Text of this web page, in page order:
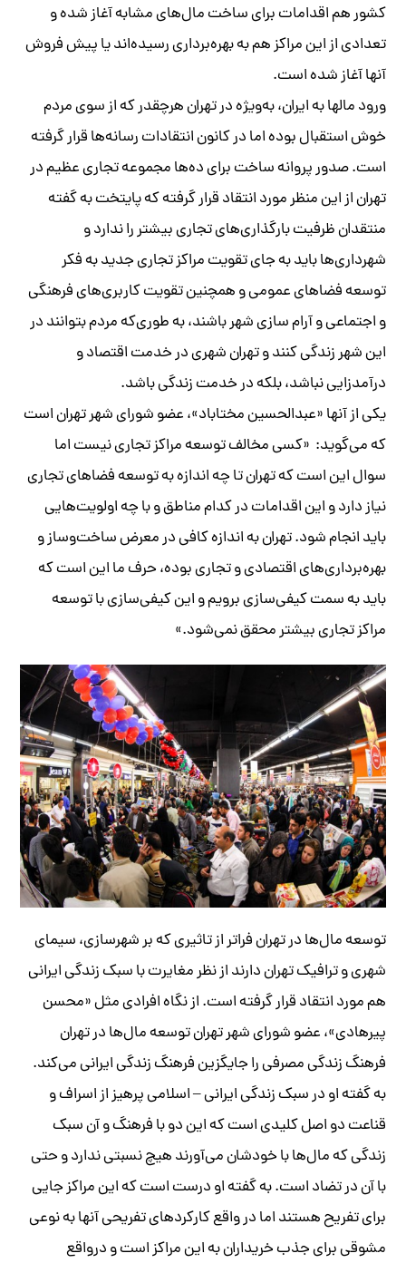
کشور هم اقدامات برای ساخت مال‌های مشابه آغاز شده و
تعدادی از این مراکز هم به بهره‌برداری رسیده‌اند یا پیش فروش
آنها آغاز شده است.
ورود مال‎ها به ایران، به‌ویژه در تهران هرچقدر که از سوی مردم
خوش استقبال بوده اما در کانون انتقادات رسانه‌ها قرار گرفته
است. صدور پروانه ساخت برای ده‌ها مجموعه تجاری عظیم در
تهران از این منظر مورد انتقاد قرار گرفته که پایتخت به گفته
منتقدان ظرفیت بارگذاری‌های تجاری بیشتر را ندارد و
شهرداری‌ها باید به جای تقویت مراکز تجاری جدید به فکر
توسعه فضاهای عمومی و همچنین تقویت کاربری‌های فرهنگی
و اجتماعی و آرام سازی شهر باشند، به‌ طوری‌که مردم بتوانند در
این شهر زندگی کنند و تهران شهری در خدمت اقتصاد و
درآمد‌زایی نباشد، بلکه در خدمت زندگی باشد.
یکی از آنها «عبدالحسین مختاباد»، عضو شورای شهر تهران است
که می‌‎گوید: «‌کسی مخالف توسعه مراکز تجاری نیست اما
سوال این است که تهران تا چه اندازه به توسعه فضاهای تجاری
نیاز دارد و این اقدامات در کدام مناطق و با چه اولویت‌هایی
باید انجام شود. تهران به اندازه کافی در معرض ساخت‌وساز و
بهره‌برداری‌های اقتصادی و تجاری بوده، حرف ما این است که
باید به سمت کیفی‌سازی برویم و این کیفی‌سازی با توسعه
مراکز تجاری بیشتر محقق نمی‌شود.»
توسعه مال‌ها در تهران فراتر از تاثیری که بر شهرسازی، سیمای
شهری و ترافیک تهران دارند از نظر مغایرت با سبک زندگی ایرانی
هم مورد انتقاد قرار گرفته است. از نگاه افرادی مثل «محسن
پیرهادی»، عضو شورای شهر تهران توسعه مال‌ها در تهران
فرهنگ زندگی مصرفی را جایگزین فرهنگ زندگی ایرانی می‌کند.
به گفته او در سبک زندگی ایرانی – اسلامی پرهیز از اسراف و
قناعت دو اصل کلیدی است که این دو با فرهنگ و آن سبک
زندگی که مال‌ها با خودشان می‌آورند هیچ نسبتی ندارد و حتی
با آن در تضاد است. به گفته او درست است که این مراکز جایی
برای تفریح هستند اما در واقع کارکردهای تفریحی آنها به نوعی
مشوقی برای جذب خریداران به این مراکز است و درواقع